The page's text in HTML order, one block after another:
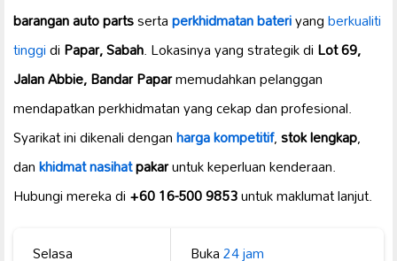
barangan auto partssertaperkhidmatan bateriyangberkualiti
tinggidiPapar, Sabah. Lokasinya yang strategik diLot 69,
Jalan Abbie, Bandar Paparmemudahkan pelanggan
mendapatkan perkhidmatan yang cekap dan profesional.
Syarikat ini dikenali denganharga kompetitif,stok lengkap,
dankhidmat nasihatpakaruntuk keperluan kenderaan.
Hubungi mereka di+60 16-500 9853untuk maklumat lanjut.
Selasa Buka24 jam